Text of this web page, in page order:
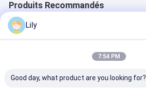
Produits Recommandés
Lily
7:54 PM
Good day, what product are you looking for?